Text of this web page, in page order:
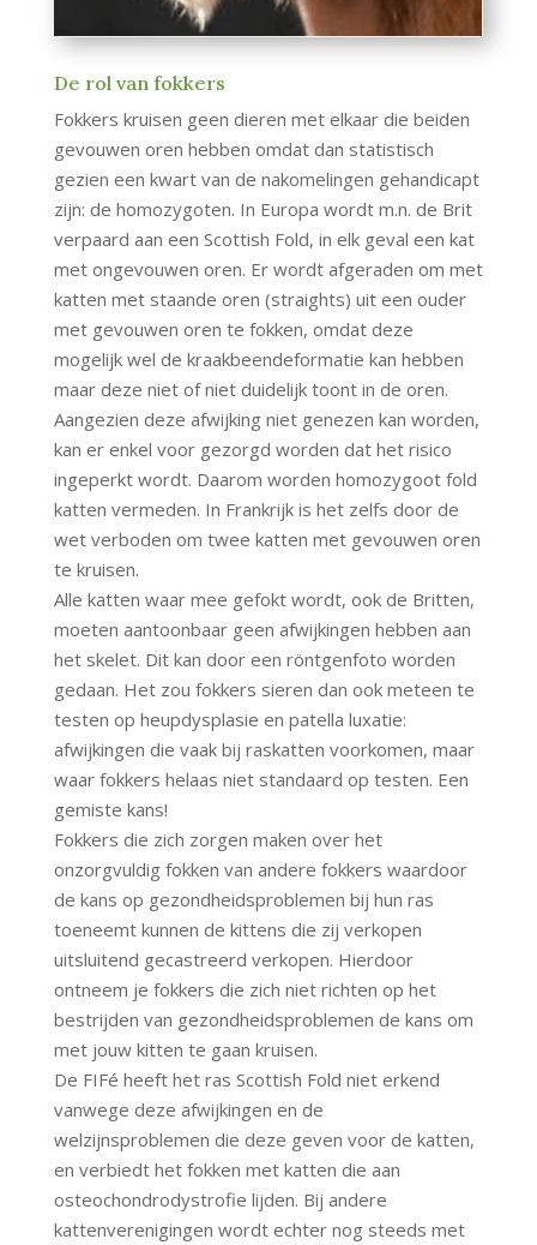
De rol van fokkers
Fokkers kruisen geen dieren met elkaar die beiden
gevouwen oren hebben omdat dan statistisch
gezien een kwart van de nakomelingen gehandicapt
zijn: de homozygoten. In Europa wordt m.n. de Brit
verpaard aan een Scottish Fold, in elk geval een kat
met ongevouwen oren. Er wordt afgeraden om met
katten met staande oren (straights) uit een ouder
met gevouwen oren te fokken, omdat deze
mogelijk wel de kraakbeendeformatie kan hebben
maar deze niet of niet duidelijk toont in de oren.
Aangezien deze afwijking niet genezen kan worden,
kan er enkel voor gezorgd worden dat het risico
ingeperkt wordt. Daarom worden homozygoot fold
katten vermeden. In Frankrijk is het zelfs door de
wet verboden om twee katten met gevouwen oren
te kruisen.
Alle katten waar mee gefokt wordt, ook de Britten,
moeten aantoonbaar geen afwijkingen hebben aan
het skelet. Dit kan door een röntgenfoto worden
gedaan. Het zou fokkers sieren dan ook meteen te
testen op heupdysplasie en patella luxatie:
afwijkingen die vaak bij raskatten voorkomen, maar
waar fokkers helaas niet standaard op testen. Een
gemiste kans!
Fokkers die zich zorgen maken over het
onzorgvuldig fokken van andere fokkers waardoor
de kans op gezondheidsproblemen bij hun ras
toeneemt kunnen de kittens die zij verkopen
uitsluitend gecastreerd verkopen. Hierdoor
ontneem je fokkers die zich niet richten op het
bestrijden van gezondheidsproblemen de kans om
met jouw kitten te gaan kruisen.
De FIFé heeft het ras Scottish Fold niet erkend
vanwege deze afwijkingen en de
welzijnsproblemen die deze geven voor de katten,
en verbiedt het fokken met katten die aan
osteochondrodystrofie lijden. Bij andere
kattenverenigingen wordt echter nog steeds met